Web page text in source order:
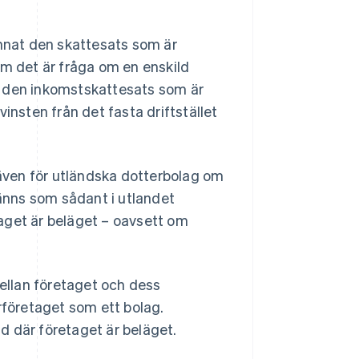
den skattesats som är
det är fråga om en enskild
inkomstskattesats som är
från det fasta driftstället
för utländska dotterbolag om
som sådant i utlandet
är beläget – oavsett om
företaget och dess
som ett bolag.
där företaget är beläget.